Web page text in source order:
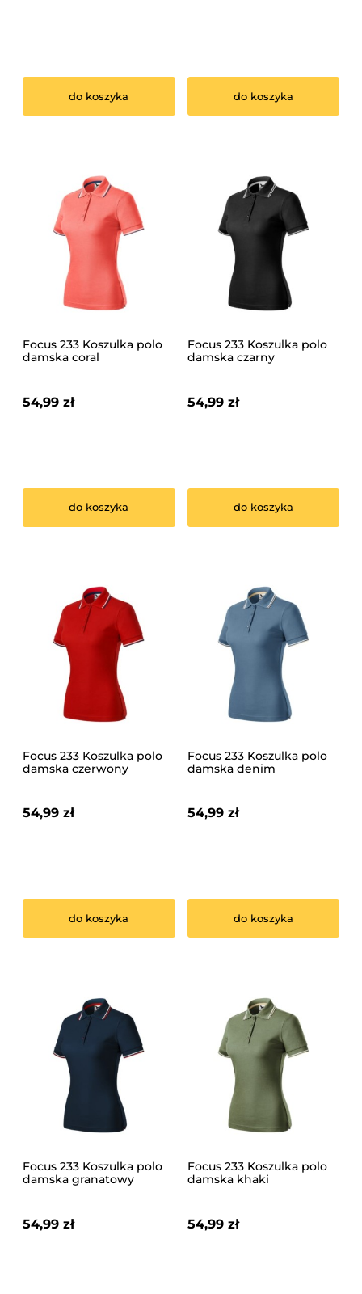
do koszyka do koszyka
Focus 233 Koszulka polo
damska coral
54,99 zł
do koszyka
Focus 233 Koszulka polo
damska czarny
54,99 zł
do koszyka
Focus 233 Koszulka polo
damska czerwony
54,99 zł
do koszyka
Focus 233 Koszulka polo
damska denim
54,99 zł
do koszyka
Focus 233 Koszulka polo
damska granatowy
54,99 zł
Focus 233 Koszulka polo
damska khaki
54,99 zł